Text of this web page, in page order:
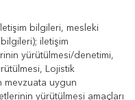
iletişim bilgileri, mesleki
iletişim
yürütülmesi/denetimi,
Lojistik
mevzuata uygun
yürütülmesi amaçları